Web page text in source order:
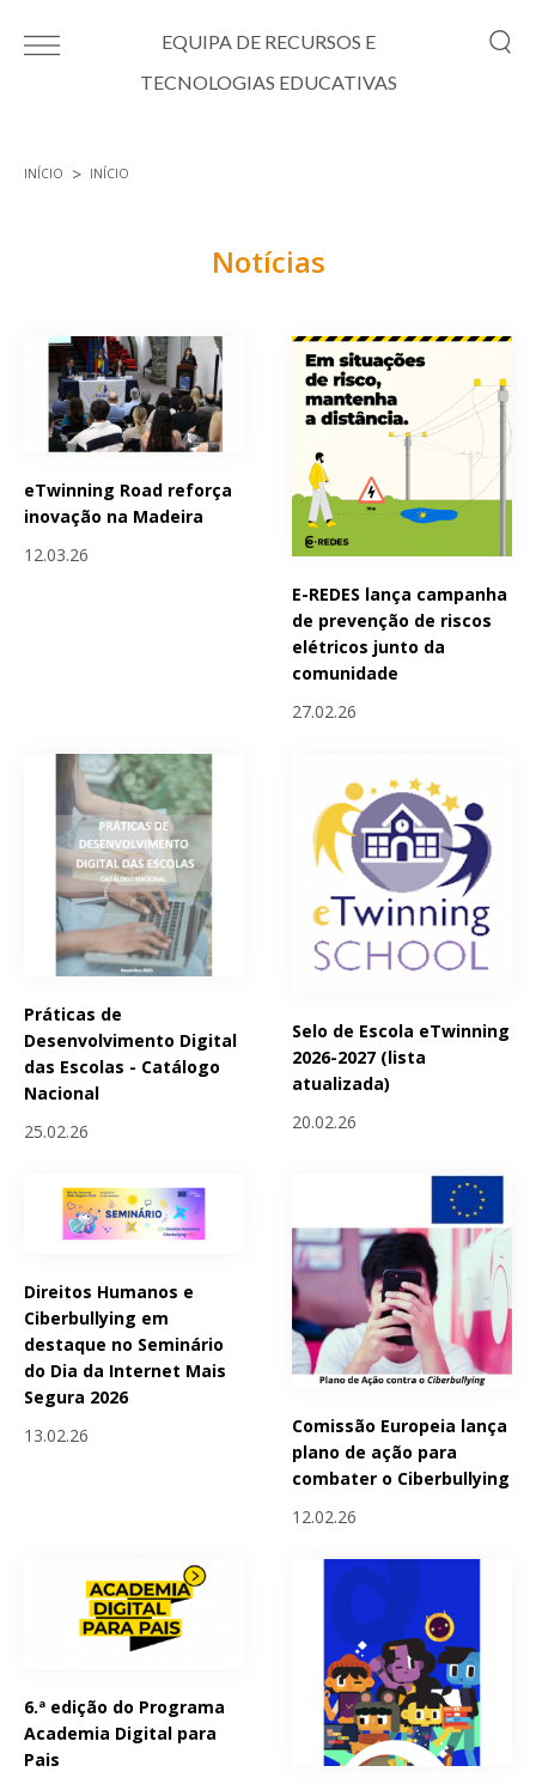
EQUIPA DE RECURSOS E
TECNOLOGIAS EDUCATIVAS
INÍCIO INÍCIO
Notícias
eTwinning Road reforça
inovação na Madeira
12.03.26
E-REDES lança campanha
de prevenção de riscos
elétricos junto da
comunidade
27.02.26
Práticas de
Desenvolvimento Digital
das Escolas - Catálogo
Nacional
25.02.26
Selo de Escola eTwinning
2026-2027 (lista
atualizada)
20.02.26
Direitos Humanos e
Ciberbullying em
destaque no Seminário
do Dia da Internet Mais
Segura 2026
13.02.26
Comissão Europeia lança
plano de ação para
combater o Ciberbullying
12.02.26
6.ª edição do Programa
Academia Digital para
Pais
Páginas